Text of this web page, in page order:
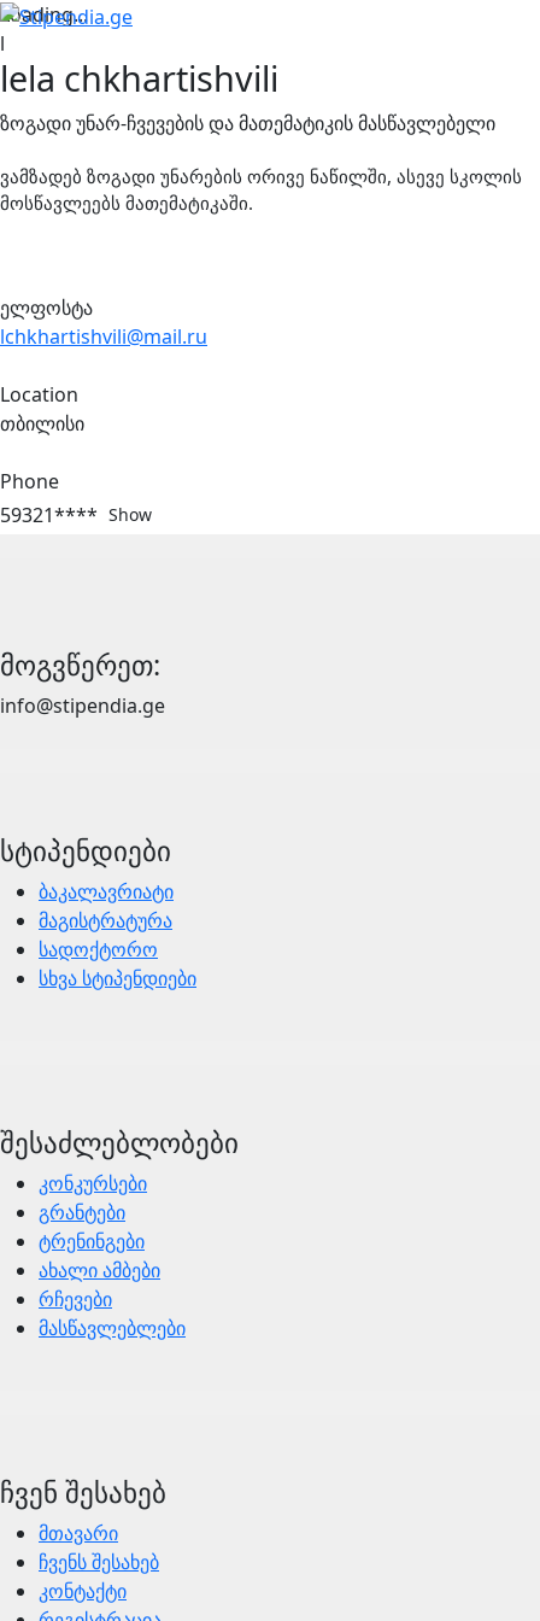
Loading...
l
lela chkhartishvili
ზოგადი უნარ-ჩვევების და მათემატიკის მასწავლებელი
ვამზადებ ზოგადი უნარების ორივე ნაწილში, ასევე სკოლის
მოსწავლეებს მათემატიკაში.
ელფოსტა
lchkhartishvili@mail.ru
Location
თბილისი
Phone
59321**** Show
მოგვწერეთ:
info@stipendia.ge
სტიპენდიები
ბაკალავრიატი
მაგისტრატურა
სადოქტორო
სხვა სტიპენდიები
შესაძლებლობები
კონკურსები
გრანტები
ტრენინგები
ახალი ამბები
რჩევები
მასწავლებლები
ჩვენ შესახებ
მთავარი
ჩვენს შესახებ
კონტაქტი